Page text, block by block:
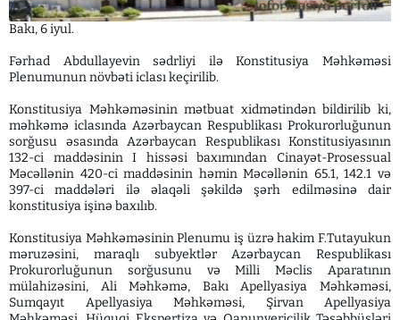
Bakı, 6 iyul.
Fərhad Abdullayevin sədrliyi ilə Konstitusiya Məhkəməsi
Plenumunun növbəti iclası keçirilib.
Konstitusiya Məhkəməsinin mətbuat xidmətindən bildirilib ki,
məhkəmə iclasında Azərbaycan Respublikası Prokurorluğunun
sorğusu əsasında Azərbaycan Respublikası Konstitusiyasının
132-ci maddəsinin I hissəsi baxımından Cinayət-Prosessual
Məcəllənin 420-ci maddəsinin həmin Məcəllənin 65.1, 142.1 və
397-ci maddələri ilə əlaqəli şəkildə şərh edilməsinə dair
konstitusiya işinə baxılıb.
Konstitusiya Məhkəməsinin Plenumu iş üzrə hakim F.Tutayukun
məruzəsini, maraqlı subyektlər Azərbaycan Respublikası
Prokurorluğunun sorğusunu və Milli Məclis Aparatının
mülahizəsini, Ali Məhkəmə, Bakı Apellyasiya Məhkəməsi,
Sumqayıt Apellyasiya Məhkəməsi, Şirvan Apellyasiya